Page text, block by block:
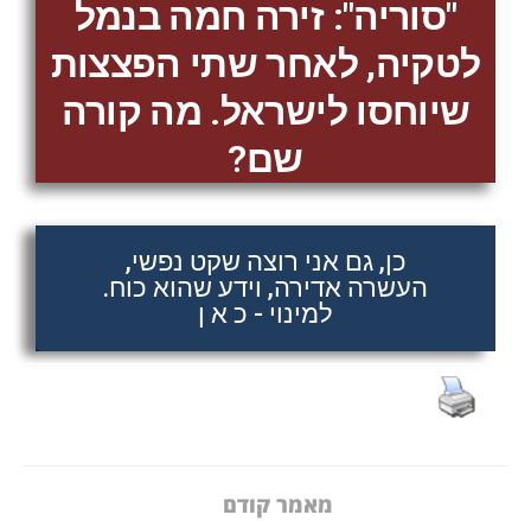
"סוריה": זירה חמה בנמל
לטקיה, לאחר שתי הפצצות
שיוחסו לישראל. מה קורה
שם?
כן, גם אני רוצה שקט נפשי,
העשרה אדירה, וידע שהוא כוח.
למינוי - כ א ן
מאמר קודם